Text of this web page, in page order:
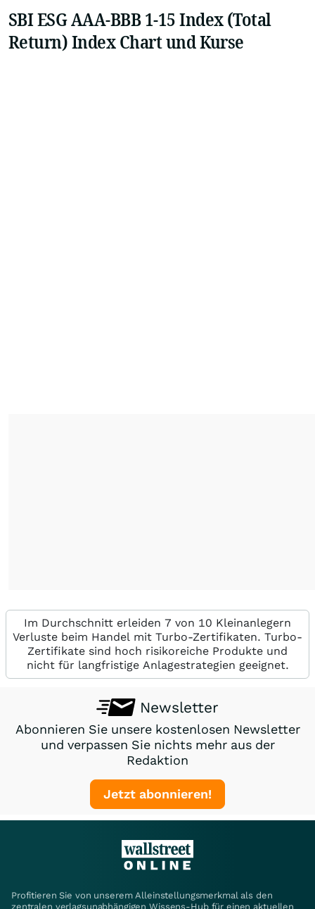
SBI ESG AAA-BBB 1-15 Index (Total
Return) Index Chart und Kurse
Im Durchschnitt erleiden 7 von 10 Kleinanlegern
Verluste beim Handel mit Turbo-Zertifikaten. Turbo-
Zertifikate sind hoch risikoreiche Produkte und
nicht für langfristige Anlagestrategien geeignet.
Newsletter
Abonnieren Sie unsere kostenlosen Newsletter
und verpassen Sie nichts mehr aus der
Redaktion
Jetzt abonnieren!
Profitieren Sie von unserem Alleinstellungsmerkmal als den
zentralen verlagsunabhängigen Wissens-Hub für einen aktuellen